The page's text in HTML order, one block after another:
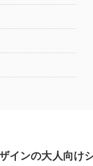
インの大人向け